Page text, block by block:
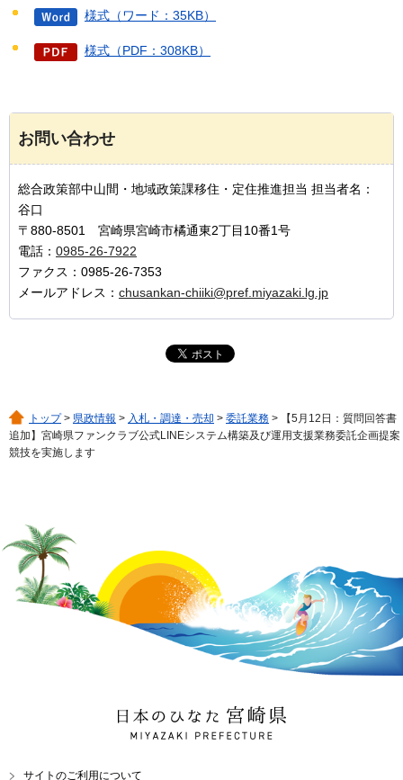
様式（ワード：35KB）
様式（PDF：308KB）
お問い合わせ
総合政策部中山間・地域政策課移住・定住推進担当 担当者名：
谷口
〒880-8501 宮崎県宮崎市橘通東2丁目10番1号
電話： 0985-26-7922
ファクス：0985-26-7353
メールアドレス： chusankan-chiiki@pref.miyazaki.lg.jp
トップ> 県政情報 > 入札・調達・売却 > 委託業務 > 【5月12日：質問回答書
追加】宮崎県ファンクラブ公式LINEシステム構築及び運用支援業務委託企画提案
競技を実施します
日本のひなた 宮崎県
MIYAZAKI PREFECTURE
サイトのご利用について